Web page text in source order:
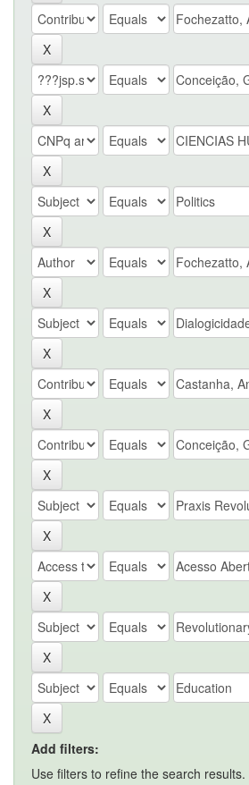
Add filters:
Use filters to refine the search results.